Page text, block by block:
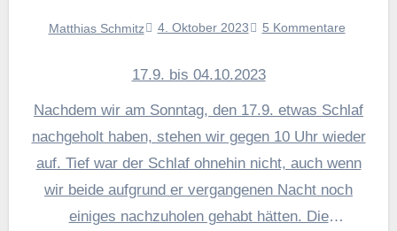
Matthias Schmitz 4. Oktober 2023 5 Kommentare
17.9. bis 04.10.2023
Nachdem wir am Sonntag, den 17.9. etwas Schlaf
nachgeholt haben, stehen wir gegen 10 Uhr wieder
auf. Tief war der Schlaf ohnehin nicht, auch wenn
wir beide aufgrund er vergangenen Nacht noch
einiges nachzuholen gehabt hätten. Die